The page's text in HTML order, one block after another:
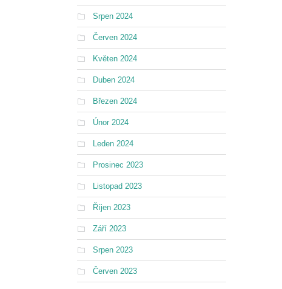
Srpen 2024
Červen 2024
Květen 2024
Duben 2024
Březen 2024
Únor 2024
Leden 2024
Prosinec 2023
Listopad 2023
Říjen 2023
Září 2023
Srpen 2023
Červen 2023